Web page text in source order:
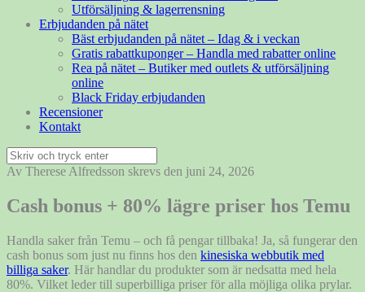
Utförsäljning & lagerrensning
Erbjudanden på nätet
Bäst erbjudanden på nätet – Idag & i veckan
Gratis rabattkuponger – Handla med rabatter online
Rea på nätet – Butiker med outlets & utförsäljning
online
Black Friday erbjudanden
Recensioner
Kontakt
Sök
efter:
Av Therese Alfredsson skrevs den juni 24, 2026
Cash bonus + 80% lägre priser hos Temu
Handla saker från Temu – och få pengar tillbaka! Ja, så fungerar den
cash bonus som just nu finns hos den kinesiska webbutik med
billiga saker. Här handlar du produkter som är nedsatta med hela
80%. Vilket leder till superbilliga priser för alla möjliga olika prylar.